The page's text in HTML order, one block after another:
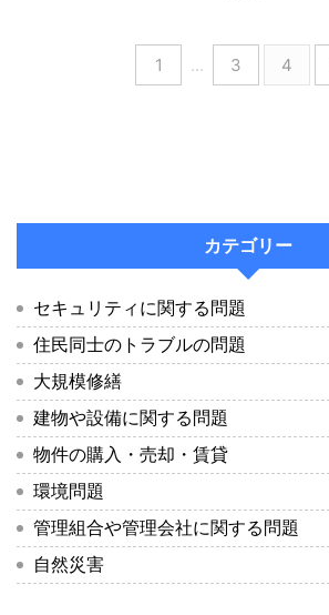
1 … 3 4
カテゴリー
セキュリティに関する問題
住民同士のトラブルの問題
大規模修繕
建物や設備に関する問題
物件の購入・売却・賃貸
環境問題
管理組合や管理会社に関する問題
自然災害